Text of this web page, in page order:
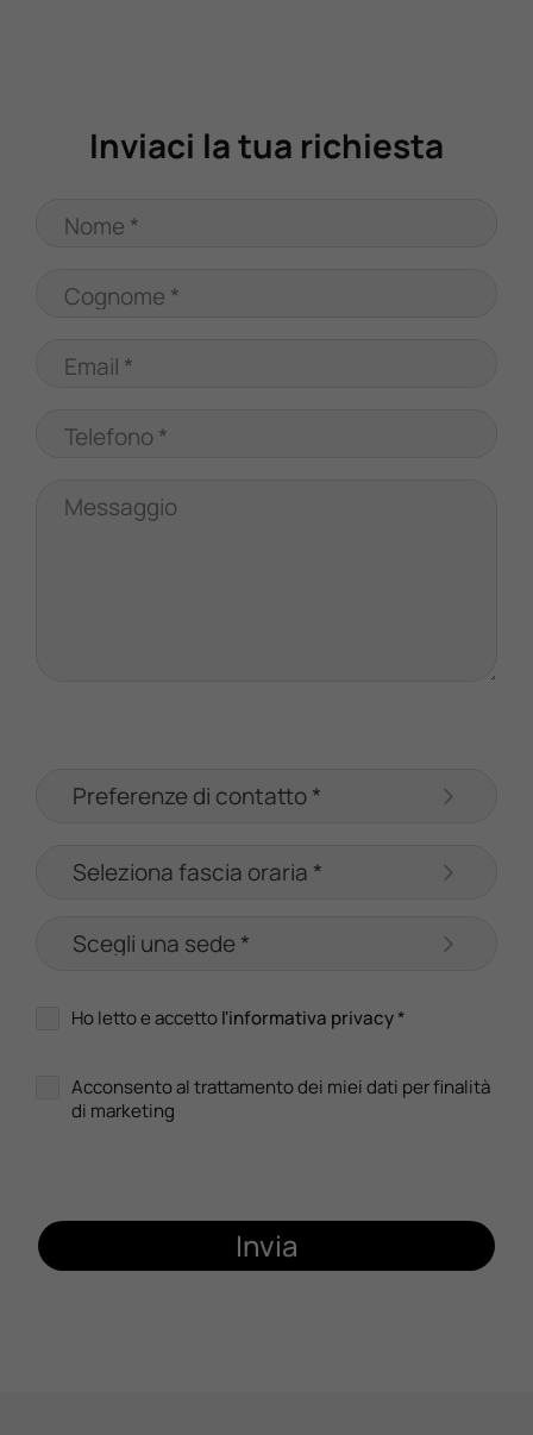
Inviaci la tua richiesta
Nome *
Cognome *
Email *
Telefono *
Messaggio
Ho letto e accettol'informativa privacy*
Acconsento al trattamento dei miei dati per finalità
di marketing
Invia